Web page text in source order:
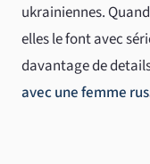
ukrainiennes.
elles le font avec
davantage de
avec une femme